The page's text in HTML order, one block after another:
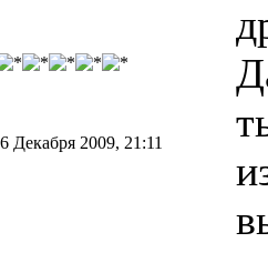
Декабря 2009, 21:11